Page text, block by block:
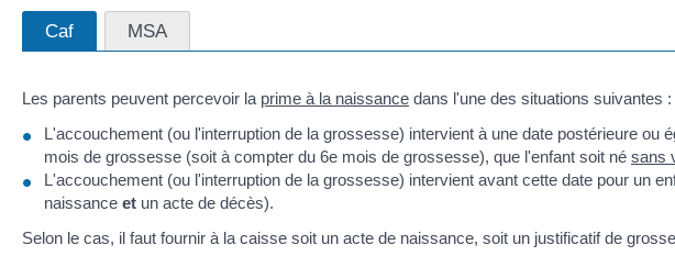
Caf MSA
Les parents peuvent percevoir la prime à la naissance dans l'une des situations suivantes :
L'accouchement (ou l'interruption de la grossesse) intervient à une date postérieure ou
mois de grossesse (soit à compter du 6e mois de grossesse), que l'enfant soit né sans
L'accouchement (ou l'interruption de la grossesse) intervient avant cette date pour un
naissance et un acte de décès).
Selon le cas, il faut fournir à la caisse soit un acte de naissance, soit un justificatif de